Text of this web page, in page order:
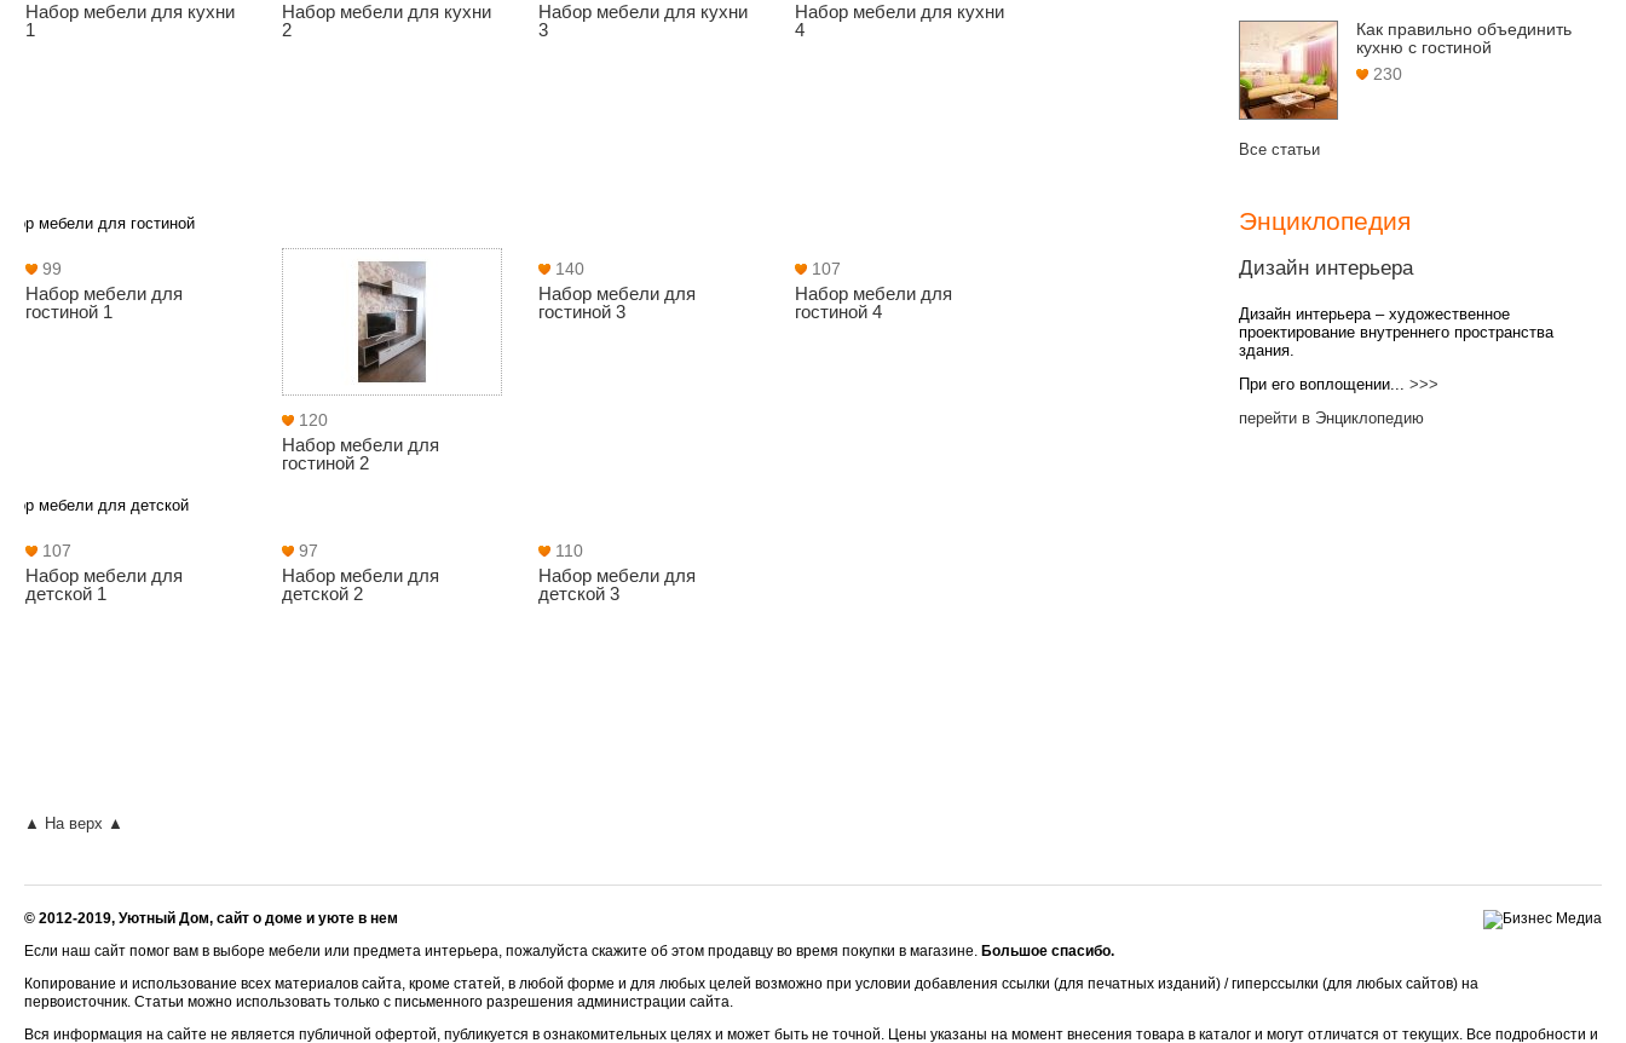
Набор мебели для кухни
1
Набор мебели для кухни
2
Набор мебели для кухни
3
Набор мебели для кухни
4
мебели для гостиной
99
Набор мебели для
гостиной 1
120
Набор мебели для
гостиной 2
140
Набор мебели для
гостиной 3
107
Набор мебели для
гостиной 4
мебели для детской
107
Набор мебели для
детской 1
97
Набор мебели для
детской 2
110
Набор мебели для
детской 3
▲ На верх ▲
Как правильно объединить
кухню с гостиной
230
Все статьи
Энциклопедия
Дизайн интерьера
Дизайн интерьера – художественное
проектирование внутреннего пространства
здания.
При его воплощении...
>>>
перейти в Энциклопедию
© 2012-2019, Уютный Дом, сайт о доме и уюте в нем
Если наш сайт помог вам в выборе мебели или предмета интерьера, пожалуйста скажите об этом продавцу во время покупки в магазине. Большое спасибо.
Копирование и использование всех материалов сайта, кроме статей, в любой форме и для любых целей возможно при условии добавления ссылки (для печатных изданий) / гиперссылки (для любых сайтов) на
первоисточник. Статьи можно использовать только с письменного разрешения администрации сайта.
Вся информация на сайте не является публичной офертой, публикуется в ознакомительных целях и может быть не точной. Цены указаны на момент внесения товара в каталог и могут отличатся от текущих. Все подробности и